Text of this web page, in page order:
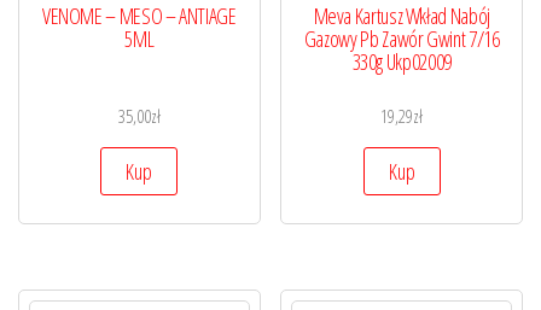
VENOME – MESO – ANTIAGE
5ML
35,00zł
Kup
Meva Kartusz Wkład Nabój
Gazowy Pb Zawór Gwint 7/16
330g Ukp02009
19,29zł
Kup